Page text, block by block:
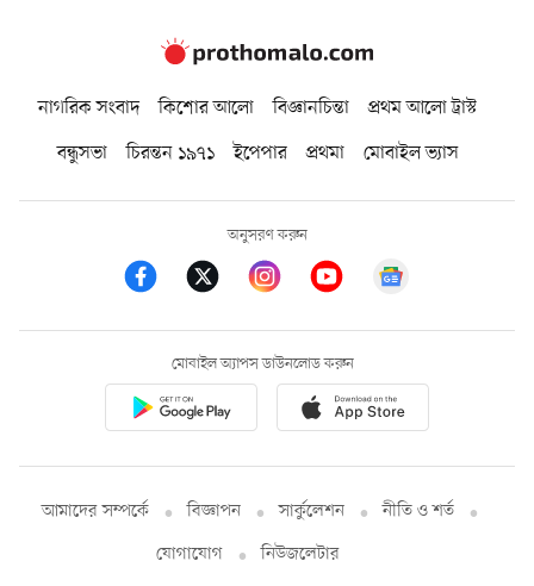
নাগরিক সংবাদ কিশোর আলো বিজ্ঞানচিন্তা
প্রথম আলো ট্রাস্ট
বন্ধুসভা
চিরন্তন ১৯৭১ ইপেপার প্রথমা মোবাইল ভ্যাস
অনুসরণ করুন
মোবাইল অ্যাপস ডাউনলোড করুন
আমাদের সম্পর্কে বিজ্ঞাপন সার্কুলেশন
নীতি ও শর্ত
যোগাযোগ
নিউজলেটার